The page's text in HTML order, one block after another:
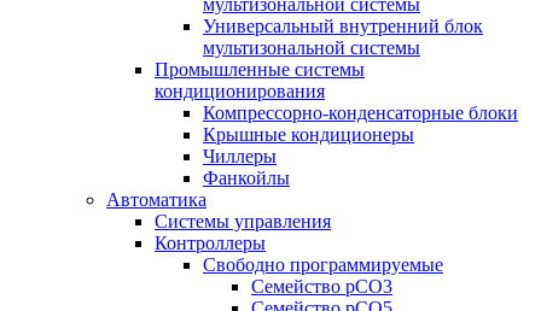
мультизональной системы
Универсальный внутренний блок
мультизональной системы
Промышленные системы
кондиционирования
Компрессорно-конденсаторные блоки
Крышные кондиционеры
Чиллеры
Фанкойлы
Автоматика
Системы управления
Контроллеры
Свободно программируемые
Семейство pCO3